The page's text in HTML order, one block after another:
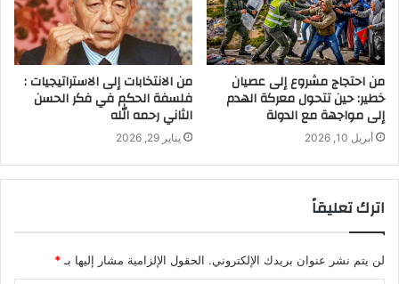
من احتجاج مشروع إلى عصيان
خطير: حين تتحول معركة الهدم
إلى مواجهة مع الدولة
أبريل 10, 2026
من الانتخابات إلى الاستراتيجيات :
فلسفة الحكم في فكر الحسن
الثاني رحمه الله
يناير 29, 2026
اترك تعليقاً
لن يتم نشر عنوان بريدك الإلكتروني. الحقول الإلزامية مشار إليها بـ *